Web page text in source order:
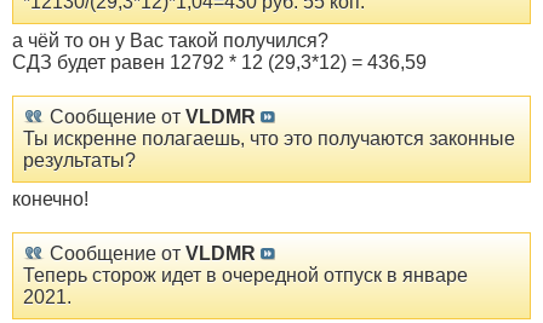
а чёй то он у Вас такой получился?
СДЗ будет равен 12792 * 12 (29,3*12) = 436,59
Сообщение от VLDMR
Ты искренне полагаешь, что это получаются законные
результаты?
конечно!
Сообщение от VLDMR
Теперь сторож идет в очередной отпуск в январе
2021.